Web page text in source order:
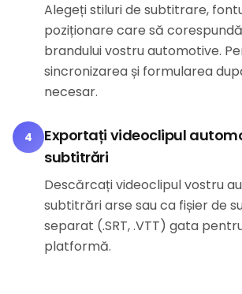
Alegeți stiluri de subtitrare,
poziționare care să
brandului vostru automotive.
sincronizarea și formularea
necesar.
4
Exportați videoclipul
subtitrări
Descărcați videoclipul vostru
subtitrări arse sau ca fișier de
separat (.SRT, .VTT) gata
platformă.